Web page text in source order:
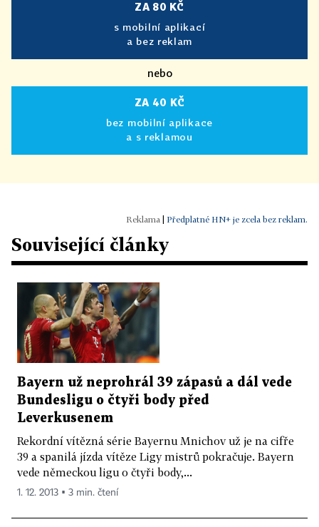
ZA 80 KČ
s mobilní aplikací
a bez reklam
nebo
ZA 40 KČ
bez mobilní aplikace
a s reklamou
Předplatné HN+ je zcela bez reklam.
Související články
Bayern už neprohrál 39 zápasů a dál vede
Bundesligu o čtyři body před
Leverkusenem
Rekordní vítězná série Bayernu Mnichov už je na cifře
39 a spanilá jízda vítěze Ligy mistrů pokračuje. Bayern
vede německou ligu o čtyři body,...
1. 12. 2013 ▪ 3 min. čtení